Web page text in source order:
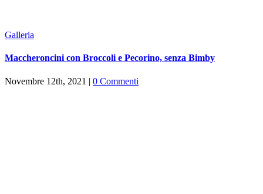
Galleria
Maccheroncini con Broccoli e Pecorino, senza Bimby
Novembre 12th, 2021 | 0 Commenti